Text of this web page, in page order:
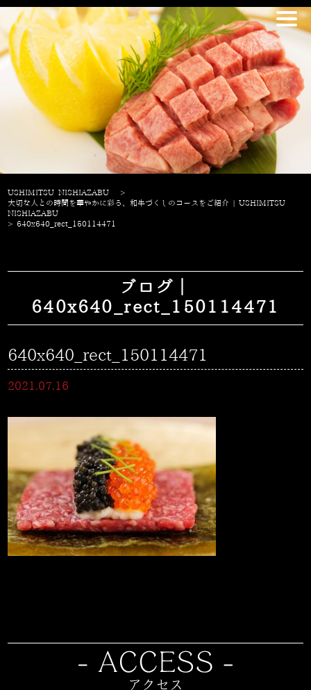
USHIMITSU NISHIAZABU
>
大切な人との時間を華やかに彩る、和牛づくしのコースをご紹介 | USHIMITSU
NISHIAZABU
> 640x640_rect_150114471
ブログ｜
640x640_rect_150114471
640x640_rect_150114471
2021.07.16